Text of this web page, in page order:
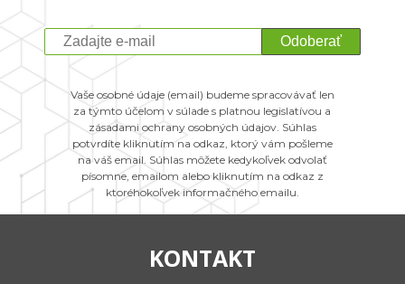
Odoberať
Vaše osobné údaje (email) budeme spracovávať len
za týmto účelom v súlade s platnou legislatívou a
zásadami ochrany osobných údajov. Súhlas
potvrdíte kliknutím na odkaz, ktorý vám pošleme
na váš email. Súhlas môžete kedykoľvek odvolať
písomne, emailom alebo kliknutím na odkaz z
ktoréhokoľvek informačného emailu.
KONTAKT